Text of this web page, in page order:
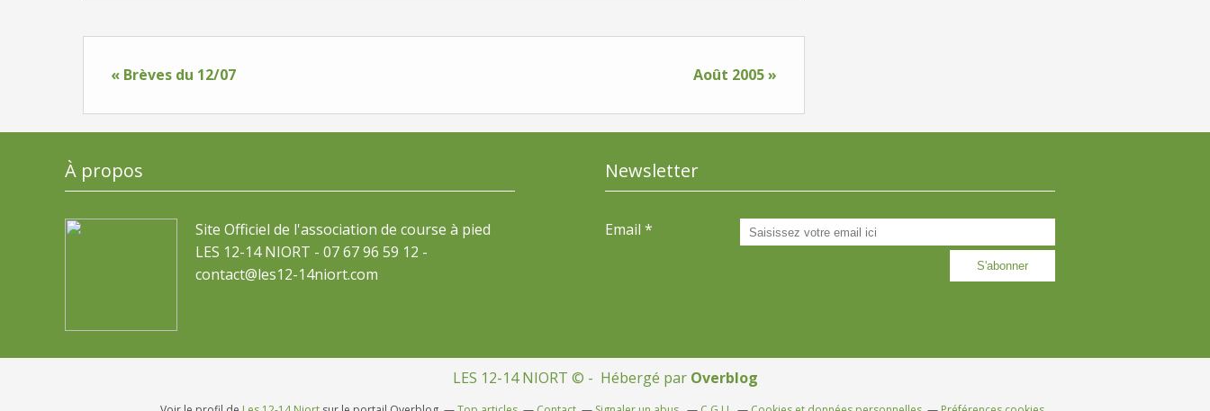
« Brèves du 12/07 Août 2005 »
À propos
Site Officiel de l'association de course à pied
LES 12-14 NIORT - 07 67 96 59 12 -
contact@les12-14niort.com
Newsletter
Email
LES 12-14 NIORT © - Hébergé par Overblog